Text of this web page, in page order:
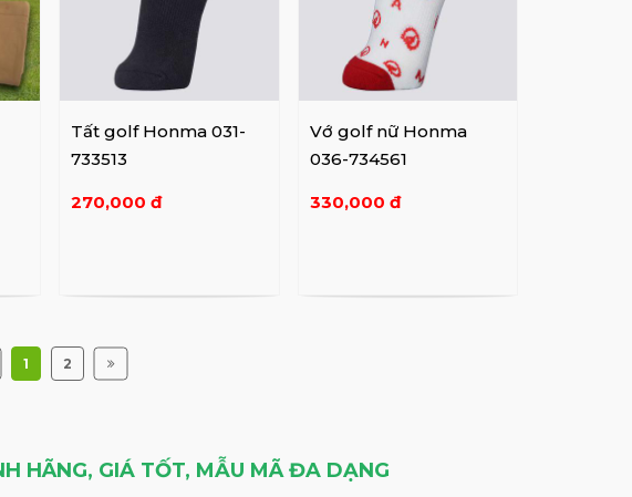
Tất golf Honma 031-
733513
270,000 đ
Vớ golf nữ Honma
036-734561
330,000 đ
1 2
HÃNG, GIÁ TỐT, MẪU MÃ ĐA DẠNG